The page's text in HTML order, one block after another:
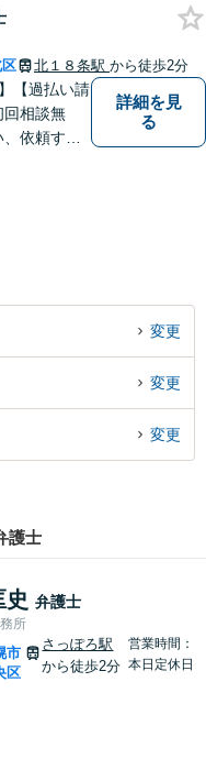
にご相談
北１８条駅 から徒歩2分
【過払い請
回相談無
依頼する
詳細を見
る
変更
変更
変更
護士
史 弁護士
所
市
区
さっぽろ駅
から徒歩2分
営業時間：
本日定休日